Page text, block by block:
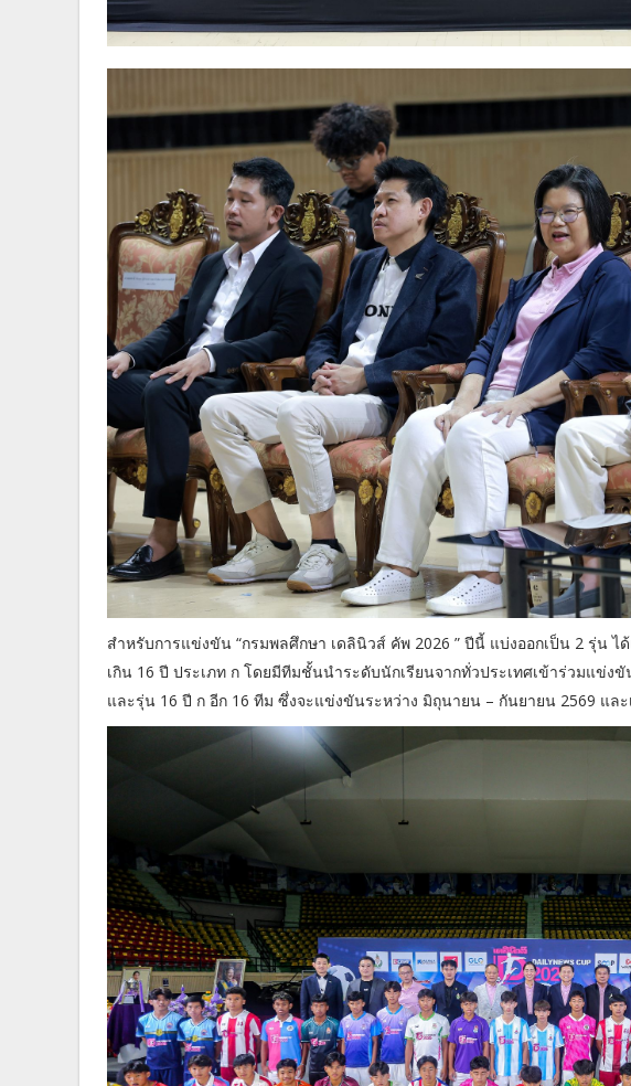
สำหรับการแข่งขัน “กรมพลศึกษา เดลินิวส์ คัพ 2026 ” ปีนี้ แบ่งออกเป็น 2 รุ่น ไ
เกิน 16 ปี ประเภท ก โดยมีทีมชั้นนำระดับนักเรียนจากทั่วประเทศเข้าร่วมแข่ง
และรุ่น 16 ปี ก อีก 16 ทีม ซึ่งจะแข่งขันระหว่าง มิถุนายน – กันยายน 2569 แ